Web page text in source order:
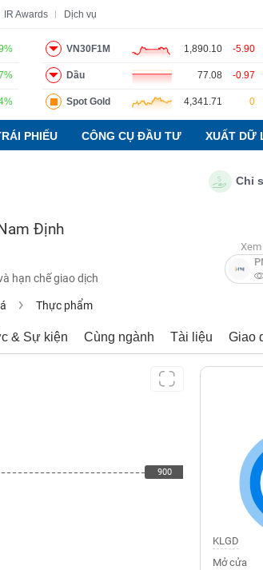
IR Awards Dịch vụ
VN30F1M 1,890.10 -5.90
Dầu 77.08 -0.97
Spot Gold 4,341.71 0
PHIẾU CÔNG CỤ ĐẦU TƯ XUẤT DỮ
Chỉ số
Định
hạn chế giao dịch
Thực phẩm
& Sự kiện Cùng ngành Tài liệu Giao
900
900
KLGD
Mở cửa
cáo phân tích Thuật ngữ